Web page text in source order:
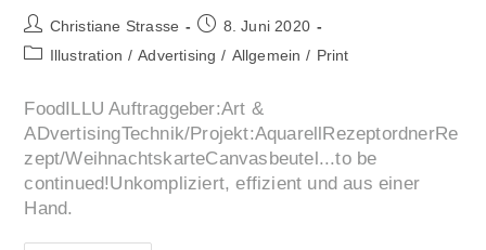
Beitrags-
Autor:
Christiane Strasse
Beitrag
veröffentlicht:
8. Juni 2020
Beitrags-
Illustration / Advertising / Allgemein / Print
FoodILLU Auftraggeber:Art &
ADvertisingTechnik/Projekt:AquarellRezeptordnerRe
zept/WeihnachtskarteCanvasbeutel...to be
continued!Unkompliziert, effizient und aus einer
Hand.